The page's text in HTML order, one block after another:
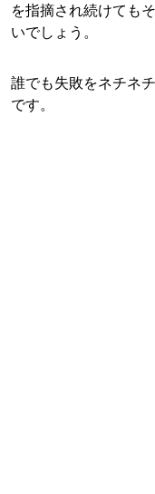
を指摘され続けても
いでしょう。
誰でも失敗をネチネ
です。